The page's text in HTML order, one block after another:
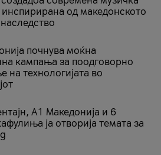
инспирирана од македонското
почнува моќна
кампања за поодговорно
на технологијата во
A1 Македонија и 6
ја отворија темата за